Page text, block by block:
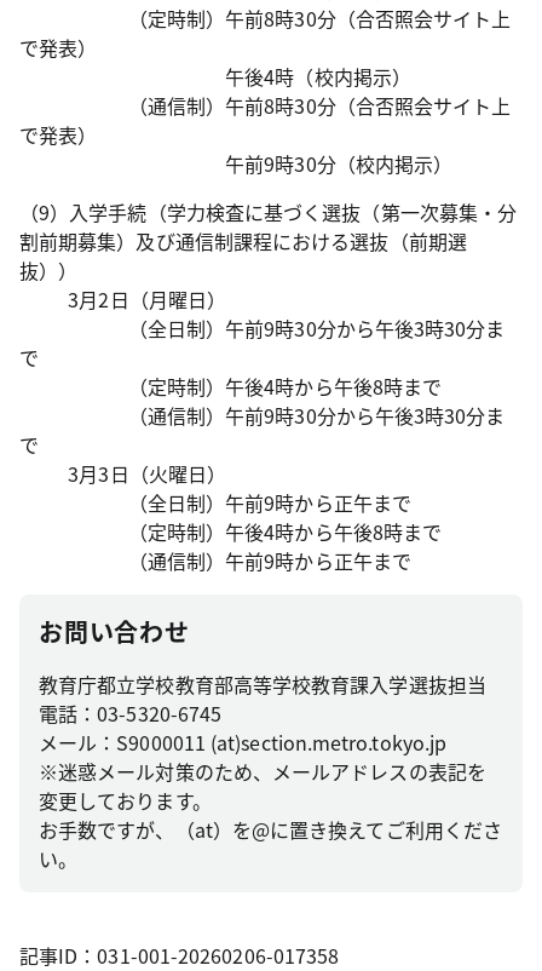
（定時制）午前8時30分（合否照会サイト上
で発表）
午後4時（校内掲示）
（通信制）午前8時30分（合否照会サイト上
で発表）
午前9時30分（校内掲示）
（9）入学手続（学力検査に基づく選抜（第一次募集・分
割前期募集）及び通信制課程における選抜（前期選
抜））
3月2日（月曜日）
（全日制）午前9時30分から午後3時30分ま
で
（定時制）午後4時から午後8時まで
（通信制）午前9時30分から午後3時30分ま
で
3月3日（火曜日）
（全日制）午前9時から正午まで
（定時制）午後4時から午後8時まで
（通信制）午前9時から正午まで
お問い合わせ
教育庁都立学校教育部高等学校教育課入学選抜担当
電話：03-5320-6745
メール：S9000011 (at)section.metro.tokyo.jp
※迷惑メール対策のため、メールアドレスの表記を
変更しております。
お手数ですが、（at）を@に置き換えてご利用くださ
い。
記事ID：031-001-20260206-017358